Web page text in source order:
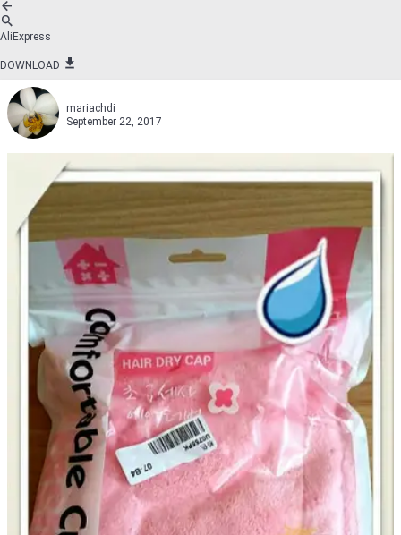
AliExpress
DOWNLOAD
mariachdi
September 22, 2017